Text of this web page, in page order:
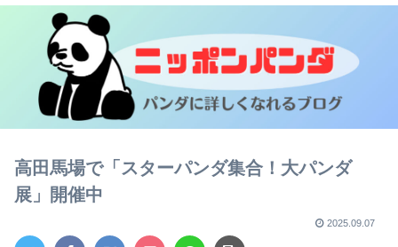
高田馬場で「スターパンダ集合！大パンダ
展」開催中
2025.09.07